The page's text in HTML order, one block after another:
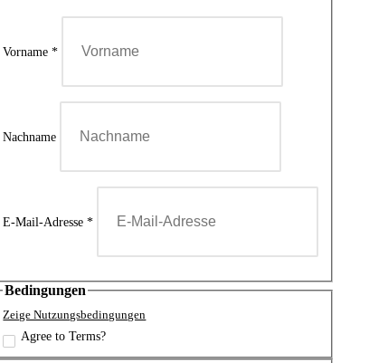
Vorname*
Nachname
E-Mail-Adresse*
Bedingungen
Zeige Nutzungsbedingungen
Agree to Terms?